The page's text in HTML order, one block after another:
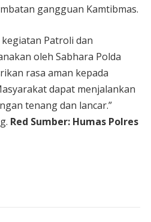
gangguan Kamtibmas.
Patroli dan
oleh Sabhara Polda
rasa aman kepada
dapat menjalankan
tenang dan lancar.”
Red Sumber: Humas Polres